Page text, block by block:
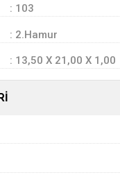
: 103
: 2.Hamur
: 13,50 X 21,00 X 1,00